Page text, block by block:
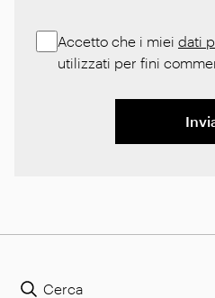
Accetto che i miei dati
utilizzati per fini
Cerca